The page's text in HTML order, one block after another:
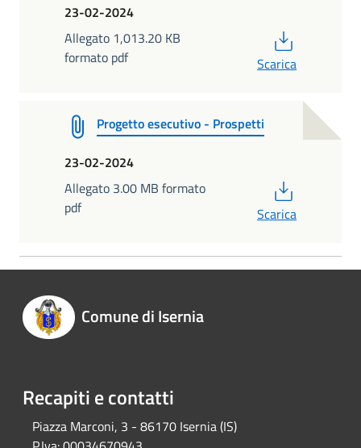
23-02-2024
Allegato 1,013.20 KB
formato pdf
Scarica
Progetto esecutivo - Prospetti
23-02-2024
Allegato 3.00 MB formato
pdf
Scarica
Comune di Isernia
Recapiti e contatti
Piazza Marconi, 3 - 86170 Isernia (IS)